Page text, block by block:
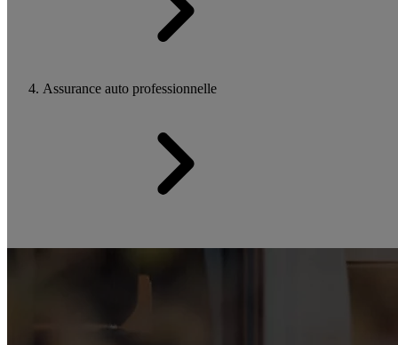
Assurance auto professionnelle